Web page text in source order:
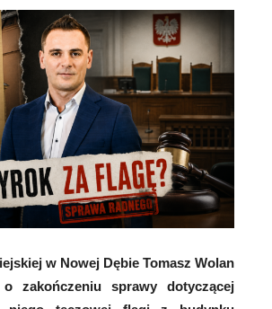
w Nowej Dębie Tomasz Wolan
o zakończeniu sprawy dotyczącej